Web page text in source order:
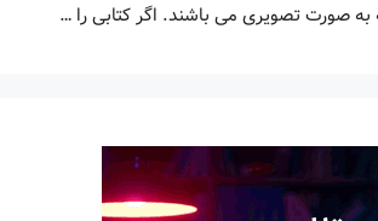
صورت تصویری می باشند. اگر کتابی را …